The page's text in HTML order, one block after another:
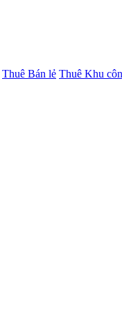
Thuê Bán lẻ Thuê Khu